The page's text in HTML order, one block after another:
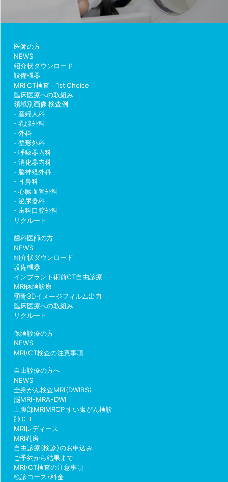
医師の方
NEWS
紹介状ダウンロード
設備機器
MRI CT検査 1st Choice
臨床医療への取組み
領域別画像 検査例
産婦人科
乳腺外科
外科
整形外科
呼吸器内科
消化器内科
脳神経外科
耳鼻科
心臓血管外科
泌尿器科
歯科口腔外科
リクルート
歯科医師の方
NEWS
紹介状ダウンロード
設備機器
インプラント術前CT自由診療
MRI保険診療
顎骨3Dイメージフィルム出力
臨床医療への取組み
リクルート
保険診療の方
NEWS
MRI/CT検査の注意事項
自由診療の方へ
NEWS
全身がん検査MRI（DWIBS）
脳MRI・MRA・DWI
上腹部MRIMRCP すい臓がん検診
肺ＣＴ
MRIレディース
MRI乳房
自由診療（検診）のお申込み
ご予約から結果まで
MRI/CT検査の注意事項
検診コース・料金